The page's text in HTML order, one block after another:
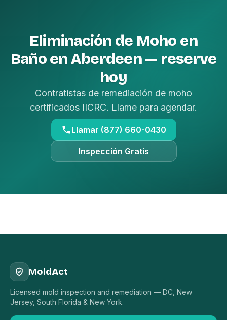
Eliminación de Moho en
Baño en Aberdeen — reserve
hoy
Contratistas de remediación de moho
certificados IICRC. Llame para agendar.
Llamar (877) 660-0430
Inspección Gratis
MoldAct
Licensed mold inspection and remediation — DC, New
Jersey, South Florida & New York.